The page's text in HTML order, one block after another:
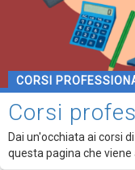
CORSI
Corsi
Dai un'occhiata ai corsi
questa pagina che